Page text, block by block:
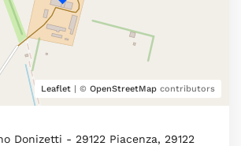
Leaflet | © OpenStreetMap contributors
Donizetti - 29122 Piacenza, 29122